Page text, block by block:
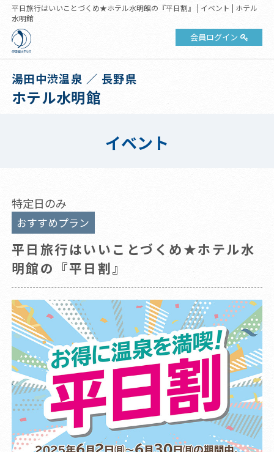
平日旅行はいいことづくめ★ホテル水明館の『平日割』 | イベント | ホテル
水明館
会員ログイン
湯田中渋温泉 ／ 長野県
ホテル水明館
イベント
特定日のみ
おすすめプラン
平日旅行はいいことづくめ★ホテル水
明館の『平日割』